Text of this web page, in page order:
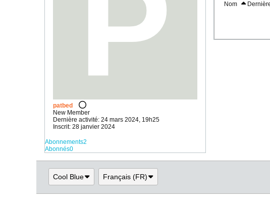
patbed
New Member
Dernière activité: 24 mars 2024, 19h25
Inscrit: 28 janvier 2024
Abonnements2
Abonnés0
Nom
Cool Blue Français (FR)